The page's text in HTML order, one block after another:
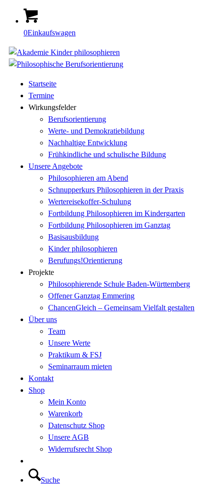
0Einkaufswagen
Startseite
Termine
Wirkungsfelder
Berufsorientierung
Werte- und Demokratiebildung
Nachhaltige Entwicklung
Frühkindliche und schulische Bildung
Unsere Angebote
Philosophieren am Abend
Schnupperkurs Philosophieren in der Praxis
Wertereisekoffer-Schulung
Fortbildung Philosophieren im Kindergarten
Fortbildung Philosophieren im Ganztag
Basisausbildung
Kinder philosophieren
Berufungs!Orientierung
Projekte
Philosophierende Schule Baden-Württemberg
Offener Ganztag Emmering
ChancenGleich – Gemeinsam Vielfalt gestalten
Über uns
Team
Unsere Werte
Praktikum & FSJ
Seminarraum mieten
Kontakt
Shop
Mein Konto
Warenkorb
Datenschutz Shop
Unsere AGB
Widerrufsrecht Shop
Suche